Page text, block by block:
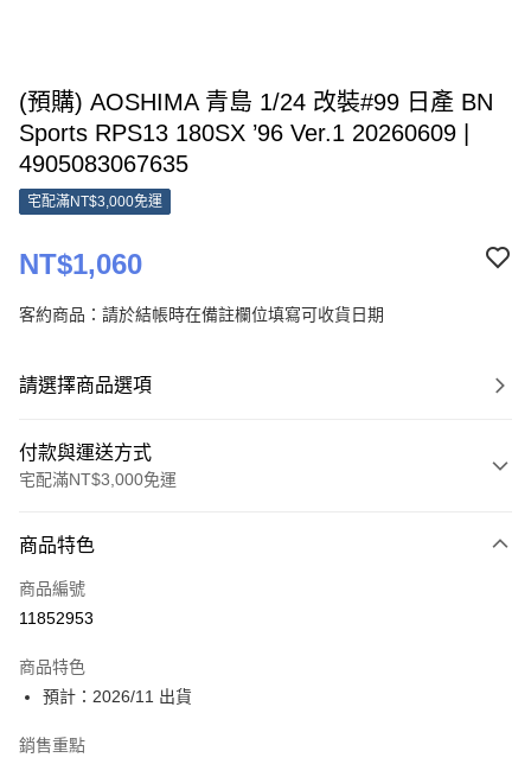
(預購) AOSHIMA 青島 1/24 改裝#99 日產 BN
Sports RPS13 180SX ’96 Ver.1 20260609 |
4905083067635
宅配滿NT$3,000免運
NT$1,060
客約商品：請於結帳時在備註欄位填寫可收貨日期
請選擇商品選項
付款與運送方式
宅配滿NT$3,000免運
信用卡一次付款
Apple Pay
運送方式
預購-宅配(舊)
商品特色
商品編號
11852953
商品特色
預計：2026/11 出貨
銷售重點